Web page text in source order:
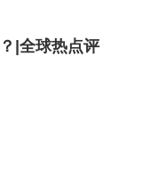
|全球热点评